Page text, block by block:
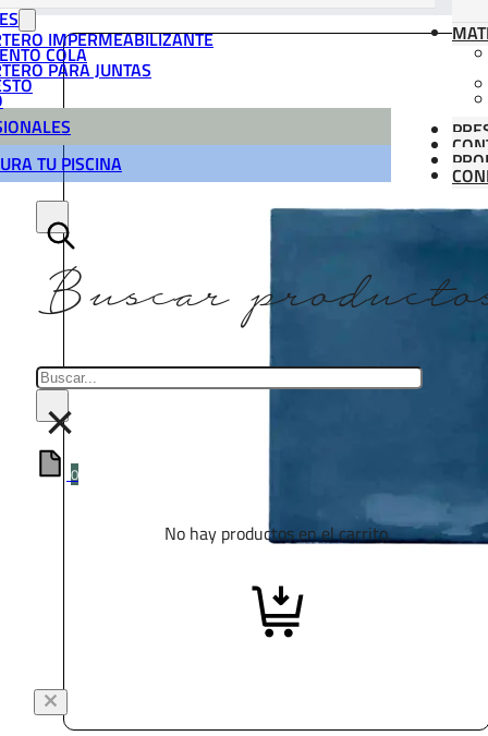
IMPERMEABILIZANTE
COLA
PARA JUNTAS
TU PISCINA
Buscar
Buscar
×
0
No hay productos en el carrito.